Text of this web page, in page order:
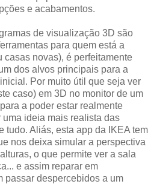
e acabamentos.
de visualização 3D são
para quem está a
casas novas), é perfeitamente
dos alvos principais para a
Por muito útil que seja ver
caso) em 3D no monitor de um
a poder estar realmente
ideia mais realista das
tudo. Aliás, esta app da IKEA tem
nos deixa simular a perspectiva
o que permite ver a sala
e assim reparar em
passar despercebidos a um